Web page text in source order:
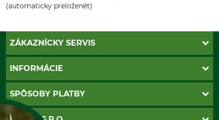
(automaticky preloženét)
ZÁKAZNÍCKY SERVIS
Kontakt
Newsletter
Nastavenia súborov cookie
INFORMÁCIE
Povinné údaje
Obchodné podmienky
Ochrana osobnych udajov
SPÔSOBY PLATBY
Dobierka